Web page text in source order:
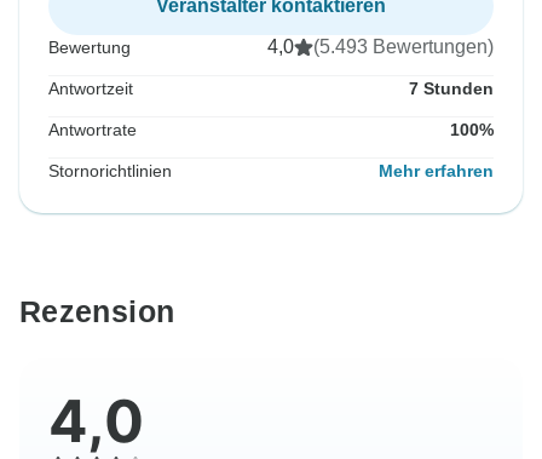
Veranstalter kontaktieren
Bewertung 4,0 (5.493 Bewertungen)
Antwortzeit 7 Stunden
Antwortrate 100%
Stornorichtlinien Mehr erfahren
Rezension
4,0